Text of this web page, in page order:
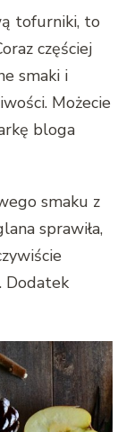
tofurniki, to
częściej
smaki i
Możecie
bloga
smaku z
sprawiła,
Dodatek